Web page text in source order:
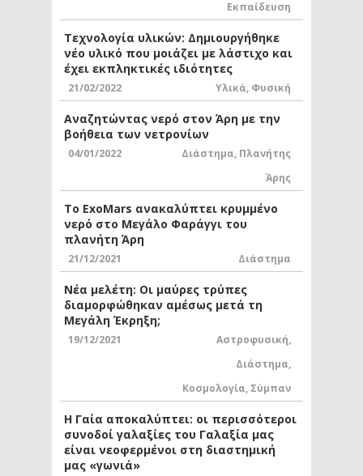
Εκπαίδευση
Τεχνολογία υλικών: Δημιουργήθηκε
νέο υλικό που μοιάζει με λάστιχο και
έχει εκπληκτικές ιδιότητες
21/02/2022 Υλικά, Φυσική
Αναζητώντας νερό στον Άρη με την
βοήθεια των νετρονίων
04/01/2022 Διάστημα, Πλανήτης
Άρης
Το ExoMars ανακαλύπτει κρυμμένο
νερό στο Μεγάλο Φαράγγι του
πλανήτη Άρη
21/12/2021 Διάστημα
Νέα μελέτη: Οι μαύρες τρύπες
διαμορφώθηκαν αμέσως μετά τη
Μεγάλη Έκρηξη;
19/12/2021 Αστροφυσική,
Διάστημα,
Κοσμολογία, Σύμπαν
Η Γαία αποκαλύπτει: οι περισσότεροι
συνοδοί γαλαξίες του Γαλαξία μας
είναι νεοφερμένοι στη διαστημική
μας «γωνιά»